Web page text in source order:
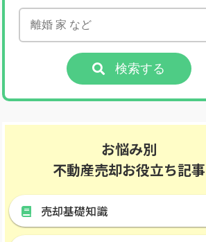
検索する
お悩み別
不動産売却お役立ち記事
売却基礎知識